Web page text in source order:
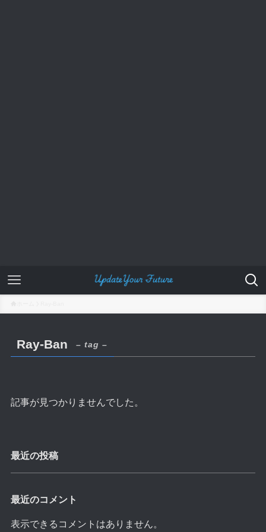
Ray-Ban – tag –
記事が見つかりませんでした。
最近の投稿
最近のコメント
表示できるコメントはありません。